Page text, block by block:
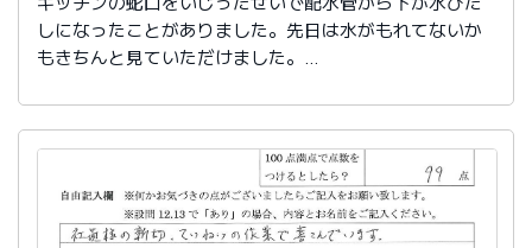
しになったことがありました。先日は水がもれてないか
もきちんと見ていただけました。
で知りました。
社員さんには感謝しかありません。